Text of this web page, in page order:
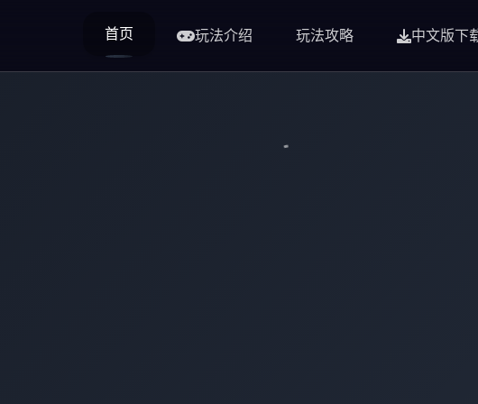
首页 玩法介绍 玩法攻略 中文版下